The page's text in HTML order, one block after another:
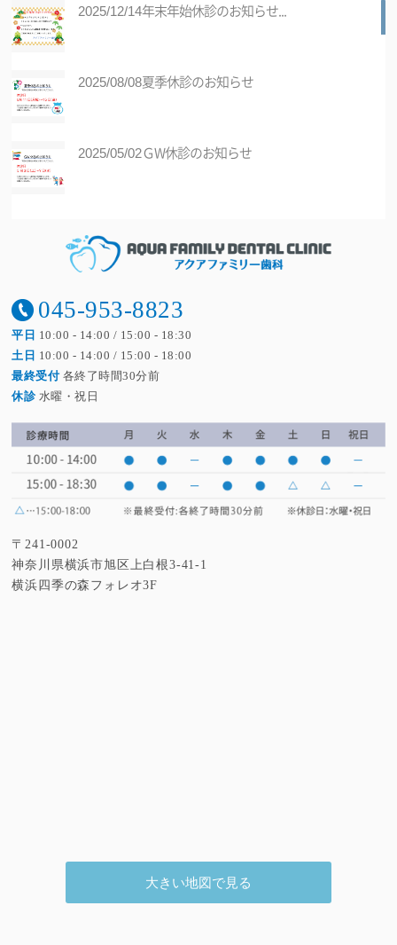
045-953-8823
平日 10:00 - 14:00 / 15:00 - 18:30
土日 10:00 - 14:00 / 15:00 - 18:00
最終受付各終了時間30分前
休診 水曜・祝日
〒241-0002
神奈川県横浜市旭区上白根3-41-1
横浜四季の森フォレオ3F
2025/12/14年末年始休診のお知らせ...
2025/08/08夏季休診のお知らせ
2025/05/02ＧW休診のお知らせ
2025/01/01
いて...
2024/12/27年末年始休診のお知らせ...
2023/12/09年末年始の休診日のお知らせ...
2023/07/18夏季休診のお知らせ
2022/12/01年末年始の休診のお知らせ...
2022/10/01 休診のお知らせ
大きい地図で見る